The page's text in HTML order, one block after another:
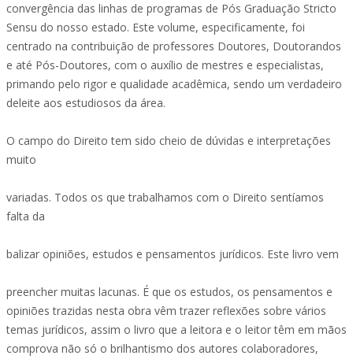
convergência das linhas de programas de Pós Graduação Stricto
Sensu do nosso estado. Este volume, especificamente, foi
centrado na contribuição de professores Doutores, Doutorandos
e até Pós-Doutores, com o auxílio de mestres e especialistas,
primando pelo rigor e qualidade acadêmica, sendo um verdadeiro
deleite aos estudiosos da área.
O campo do Direito tem sido cheio de dúvidas e interpretações
muito
variadas. Todos os que trabalhamos com o Direito sentíamos
falta da
balizar opiniões, estudos e pensamentos jurídicos. Este livro vem
preencher muitas lacunas. É que os estudos, os pensamentos e
opiniões trazidas nesta obra vêm trazer reflexões sobre vários
temas jurídicos, assim o livro que a leitora e o leitor têm em mãos
comprova não só o brilhantismo dos autores colaboradores,